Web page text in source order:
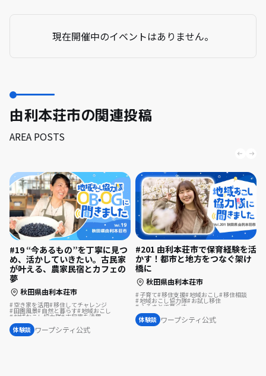
現在開催中のイベントはありません。
由利本荘市の関連投稿
AREA POSTS
#19 “今あるもの”を丁寧に見つ
め、活かしていきたい。古民家
が叶える、農家民宿とカフェの
夢
秋田県由利本荘市
空き家を活用 移住してチャレンジ
田園風景 自然と暮らす 地域おこし
地域おこし協力隊 古民家を活用
地域おこし協力隊に聞いてみた
体験談 ワープシティ公式
#201 由利本荘市で保育経験を活
かす！都市と地方をつなぐ架け
橋に
秋田県由利本荘市
子育て 移住支援 地域おこし 移住相談
地域おこし協力隊 お試し移住
ふるさとで暮らす
地域おこし協力隊に聞いてみた
体験談 ワープシティ公式